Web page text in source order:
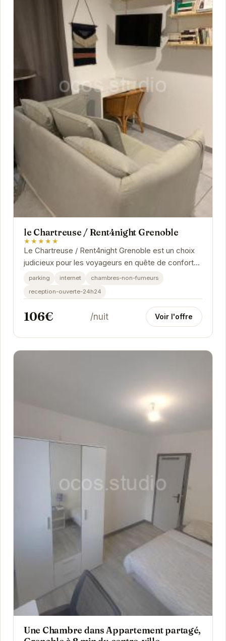
le Chartreuse / Rent4night Grenoble
★★★★★
Le Chartreuse / Rent4night Grenoble est un choix
judicieux pour les voyageurs en quête de confort
et de praticité à Grenoble. Ses équipements...
parking internet
chambres-non-fumeurs
reception-ouverte-24h24
106€ /nuit Voir l'offre
Une Chambre dans Appartement partagé,